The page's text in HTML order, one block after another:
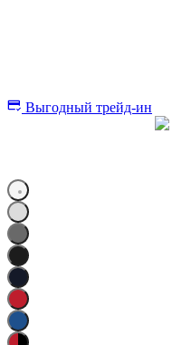
Выгодный трейд-ин